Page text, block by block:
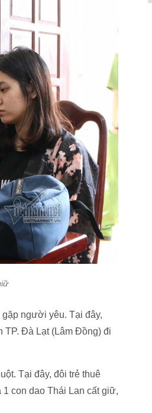
người yêu. Tại đây,
TP. Đà Lạt (Lâm Đồng) đi
Tại đây, đôi trẻ thuê
con dao Thái Lan cất giữ,